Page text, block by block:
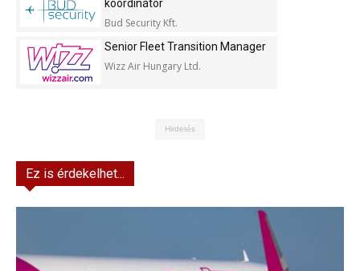
koordinátor
Bud Security Kft.
Senior Fleet Transition Manager
Wizz Air Hungary Ltd.
Hirdetés
Ez is érdekelhet...